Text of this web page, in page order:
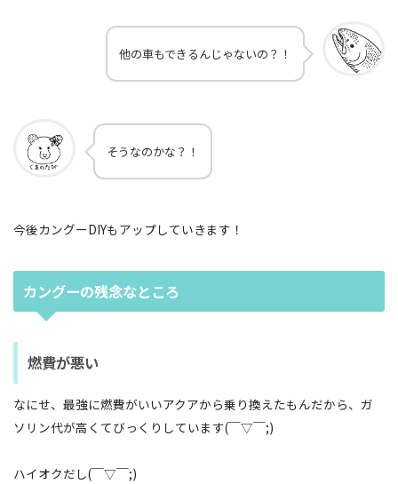
他の車もできるんじゃないの？！
そうなのかな？！
今後カングーDIYもアップしていきます！
カングーの残念なところ
燃費が悪い
なにせ、最強に燃費がいいアクアから乗り換えたもんだから、ガ
ソリン代が高くてびっくりしています(￣▽￣;)
ハイオクだし(￣▽￣;)